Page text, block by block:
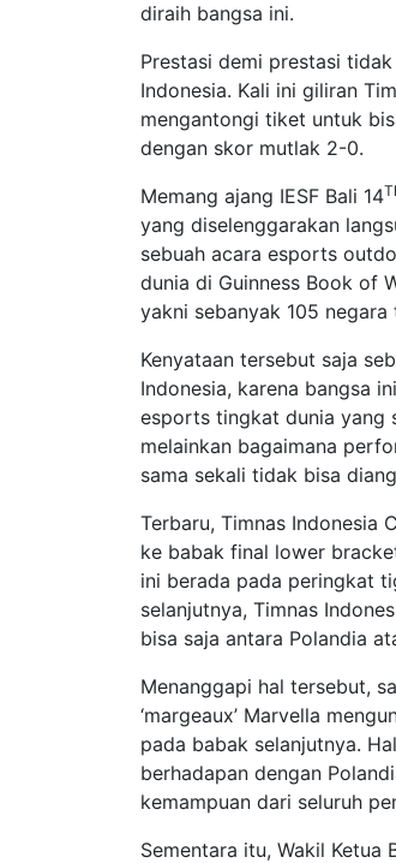
diraih bangsa ini.
Prestasi demi prestasi
Indonesia. Kali ini giliran
mengantongi tiket untuk
dengan skor mutlak 2-0.
Memang ajang IESF Bali 14
yang diselenggarakan
sebuah acara esports
dunia di Guinness Book of
yakni sebanyak 105
Kenyataan tersebut saja
Indonesia, karena bangsa
esports tingkat dunia yang
melainkan bagaimana
sama sekali tidak bisa
Terbaru, Timnas Indonesia
ke babak final lower
ini berada pada peringkat
selanjutnya, Timnas
bisa saja antara Polandia
Menanggapi hal tersebut,
‘margeaux’ Marvella
pada babak selanjutnya.
berhadapan dengan
kemampuan dari seluruh
Sementara itu, Wakil Ketua